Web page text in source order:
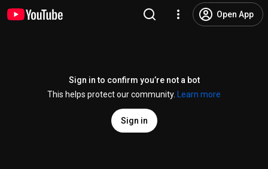
Open App
Sign in to confirm you’re not a bot
This helps protect our community.
Learn more
Sign in